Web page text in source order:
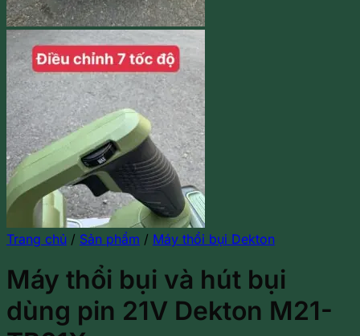
Trang chủ / Sản phẩm / Máy thổi bụi Dekton
Máy thổi bụi và hút bụi
dùng pin 21V Dekton M21-